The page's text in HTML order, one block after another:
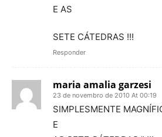
E AS
SETE CÁTEDRAS !!!
Responder
maria amalia garzesi
23 de novembro de 2010 At 00:19
SIMPLESMENTE
E